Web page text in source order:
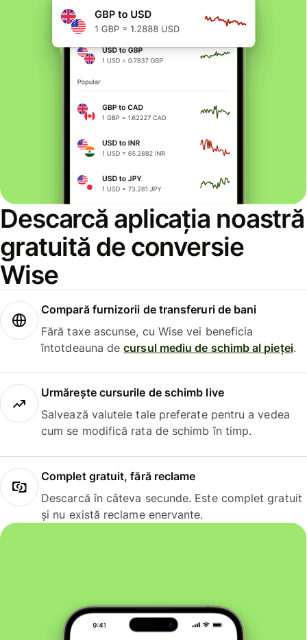
Descarcă aplicația noastră
gratuită de conversie
Wise
Compară furnizorii de transferuri de bani
Fără taxe ascunse, cu Wise vei beneficia
întotdeauna decursul mediu de schimb al pieței.
Urmărește cursurile de schimb live
Salvează valutele tale preferate pentru a vedea
cum se modifică rata de schimb în timp.
Complet gratuit, fără reclame
Descarcă în câteva secunde. Este complet gratuit
și nu există reclame enervante.